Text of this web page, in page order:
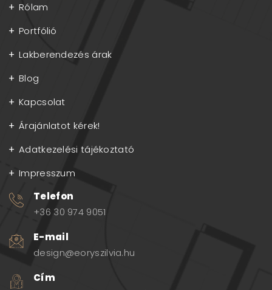
Rólam
Portfólió
Lakberendezés árak
Blog
Kapcsolat
Árajánlatot kérek!
Adatkezelési tájékoztató
Impresszum
Telefon
+36 30 974 9051
E-mail
design@eoryszilvia.hu
Cím